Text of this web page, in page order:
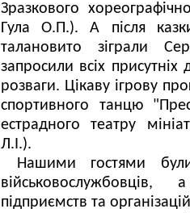
Зразкового
Гула О.П.). А після
талановито зіграли
запросили всіх
розваги. Цікаву ігрову
спортивного танцю
естрадного театру
Л.І.).
Нашими гостями були
підприємств та